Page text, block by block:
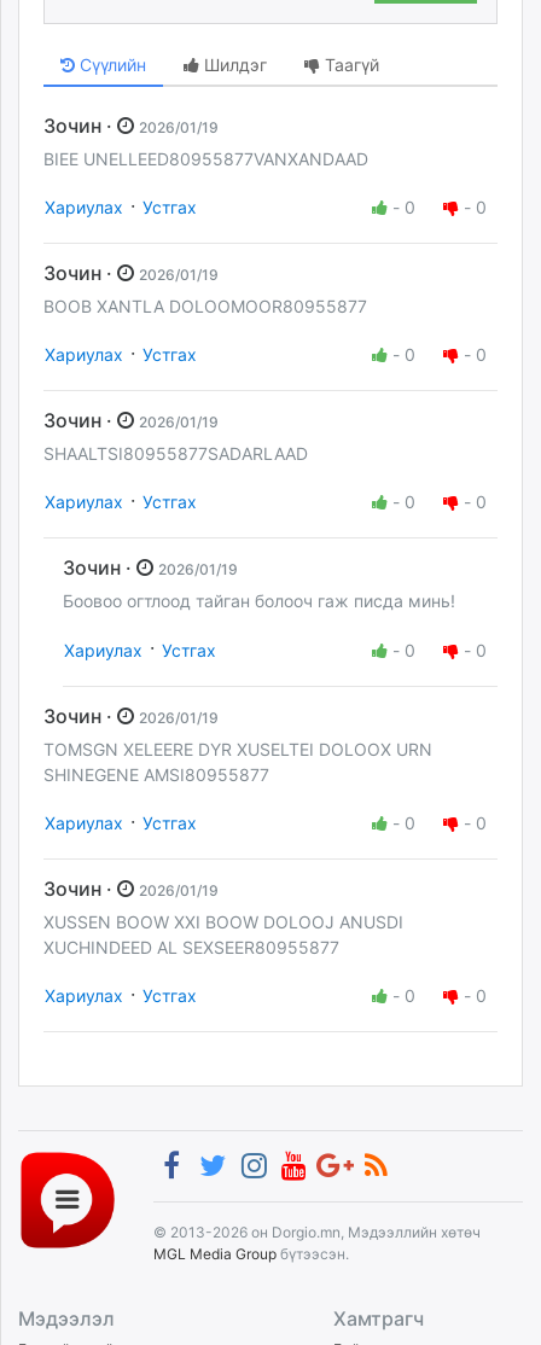
Сүүлийн Шилдэг Таагүй
Зочин · 2026/01/19
BIEE UNELLEED80955877VANXANDAAD
Хариулах · Устгах - 0 - 0
Зочин · 2026/01/19
BOOB XANTLA DOLOOMOOR80955877
Хариулах · Устгах - 0 - 0
Зочин · 2026/01/19
SHAALTSI80955877SADARLAAD
Хариулах · Устгах - 0 - 0
Зочин · 2026/01/19
Боовоо огтлоод тайган болооч гаж писда минь!
Хариулах · Устгах - 0 - 0
Зочин · 2026/01/19
TOMSGN XELEERE DYR XUSELTEI DOLOOX URN
SHINEGENE AMSI80955877
Хариулах · Устгах - 0 - 0
Зочин · 2026/01/19
XUSSEN BOOW XXI BOOW DOLOOJ ANUSDI
XUCHINDEED AL SEXSEER80955877
Хариулах · Устгах - 0 - 0
© 2013-2026 он Dorgio.mn, Мэдээллийн хөтөч
MGL Media Group бүтээсэн.
Мэдээлэл Хамтрагч